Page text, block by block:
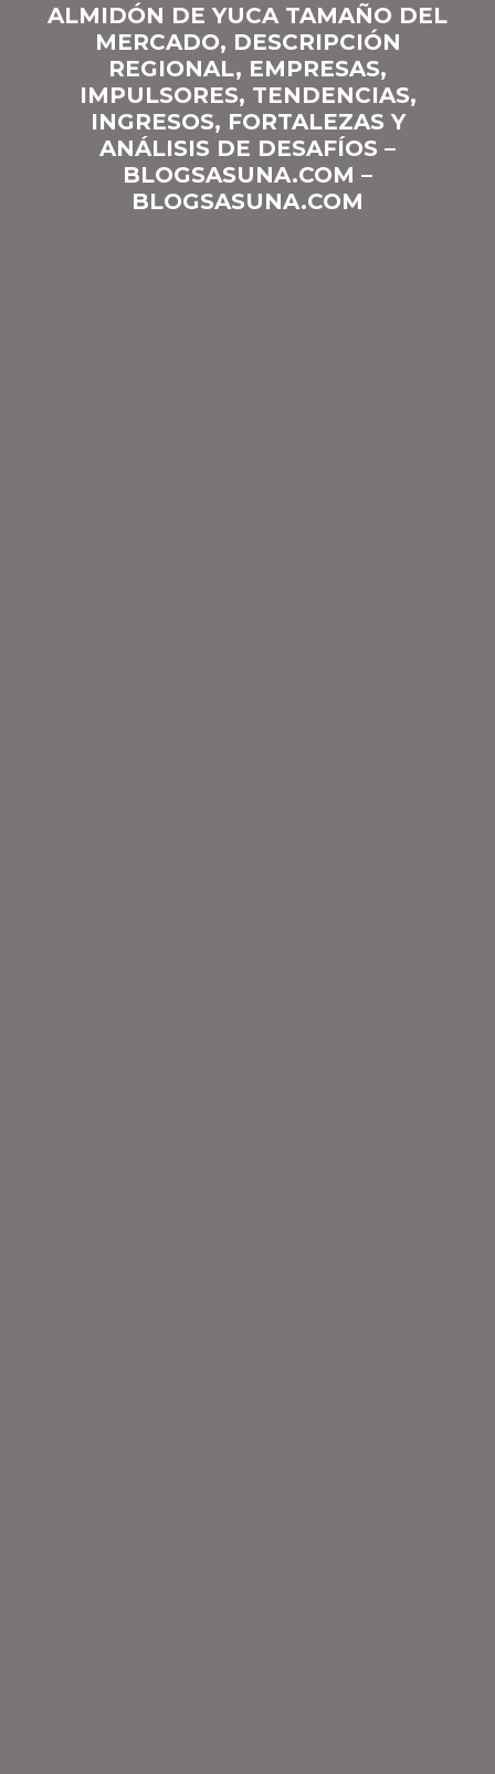
ALMIDÓN DE YUCA TAMAÑO DEL
MERCADO, DESCRIPCIÓN
REGIONAL, EMPRESAS,
IMPULSORES, TENDENCIAS,
INGRESOS, FORTALEZAS Y
ANÁLISIS DE DESAFÍOS –
BLOGSASUNA.COM –
BLOGSASUNA.COM